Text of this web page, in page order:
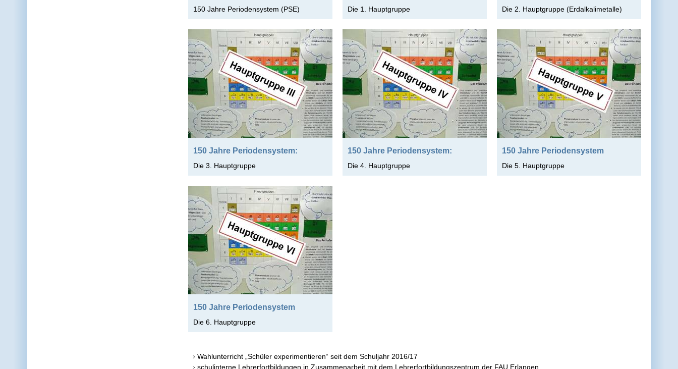
150 Jahre Periodensystem (PSE) Die 1. Hauptgruppe Die 2. Hauptgruppe (Erdalkalimetalle)
150 Jahre Periodensystem:
Die 3. Hauptgruppe
150 Jahre Periodensystem:
Die 4. Hauptgruppe
150 Jahre Periodensystem
Die 5. Hauptgruppe
150 Jahre Periodensystem
Die 6. Hauptgruppe
Wahlunterricht „Schüler experimentieren“ seit dem Schuljahr 2016/17
schulinterne Lehrerfortbildungen in Zusammenarbeit mit dem Lehrerfortbildungszentrum der FAU Erlangen